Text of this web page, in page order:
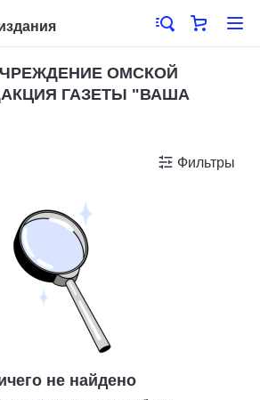
ОМСКОЙ
ГАЗЕТЫ "ВАША
Фильтры
не найдено